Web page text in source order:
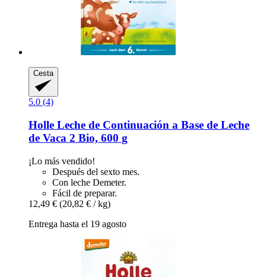
Cesta
5.0 (4)
Holle Leche de Continuación a Base de Leche
de Vaca 2 Bio, 600 g
¡Lo más vendido!
Después del sexto mes.
Con leche Demeter.
Fácil de preparar.
12,49 € (20,82 € / kg)
Entrega hasta el 19 agosto